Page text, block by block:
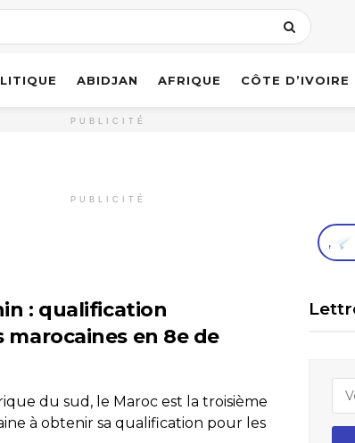
ABIDJAN AFRIQUE CÔTE D’IVOIRE
PUBLICITÉ
PUBLICITÉ
: qualification
en 8e de
du sud, le Maroc est la troisième
à obtenir sa qualification pour les
,